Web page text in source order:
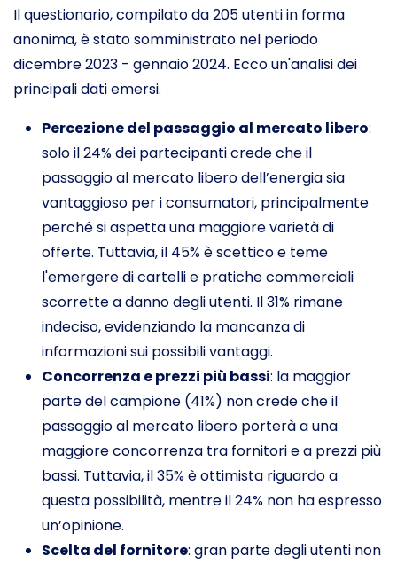
Il questionario, compilato da 205 utenti in forma
anonima, è stato somministrato nel periodo
dicembre 2023 - gennaio 2024. Ecco un'analisi dei
principali dati emersi.
Percezione del passaggio al mercato libero:
solo il 24% dei partecipanti crede che il
passaggio al mercato libero dell’energia sia
vantaggioso per i consumatori, principalmente
perché si aspetta una maggiore varietà di
offerte. Tuttavia, il 45% è scettico e teme
l'emergere di cartelli e pratiche commerciali
scorrette a danno degli utenti. Il 31% rimane
indeciso, evidenziando la mancanza di
informazioni sui possibili vantaggi.
Concorrenza e prezzi più bassi: la maggior
parte del campione (41%) non crede che il
passaggio al mercato libero porterà a una
maggiore concorrenza tra fornitori e a prezzi più
bassi. Tuttavia, il 35% è ottimista riguardo a
questa possibilità, mentre il 24% non ha espresso
un’opinione.
Scelta del fornitore: gran parte degli utenti non